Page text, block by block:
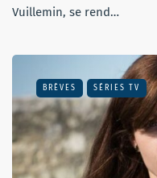
Vuillemin, se rend…
BRÈVES SÉRIES TV